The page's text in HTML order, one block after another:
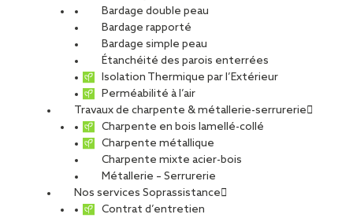
Bardage double peau
Bardage rapporté
Bardage simple peau
Étanchéité des parois enterrées
Isolation Thermique par l’Extérieur
Perméabilité à l’air
Travaux de charpente & métallerie-serrurerie
Charpente en bois lamellé-collé
Charpente métallique
Charpente mixte acier-bois
Métallerie – Serrurerie
Nos services Soprassistance
Contrat d’entretien